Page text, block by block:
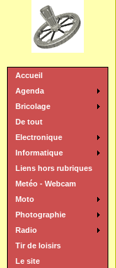
Accueil
Agenda
Bricolage
De tout
Electronique
Informatique
Liens hors rubriques
Metéo - Webcam
Moto
Photographie
Radio
Tir de loisirs
Le site